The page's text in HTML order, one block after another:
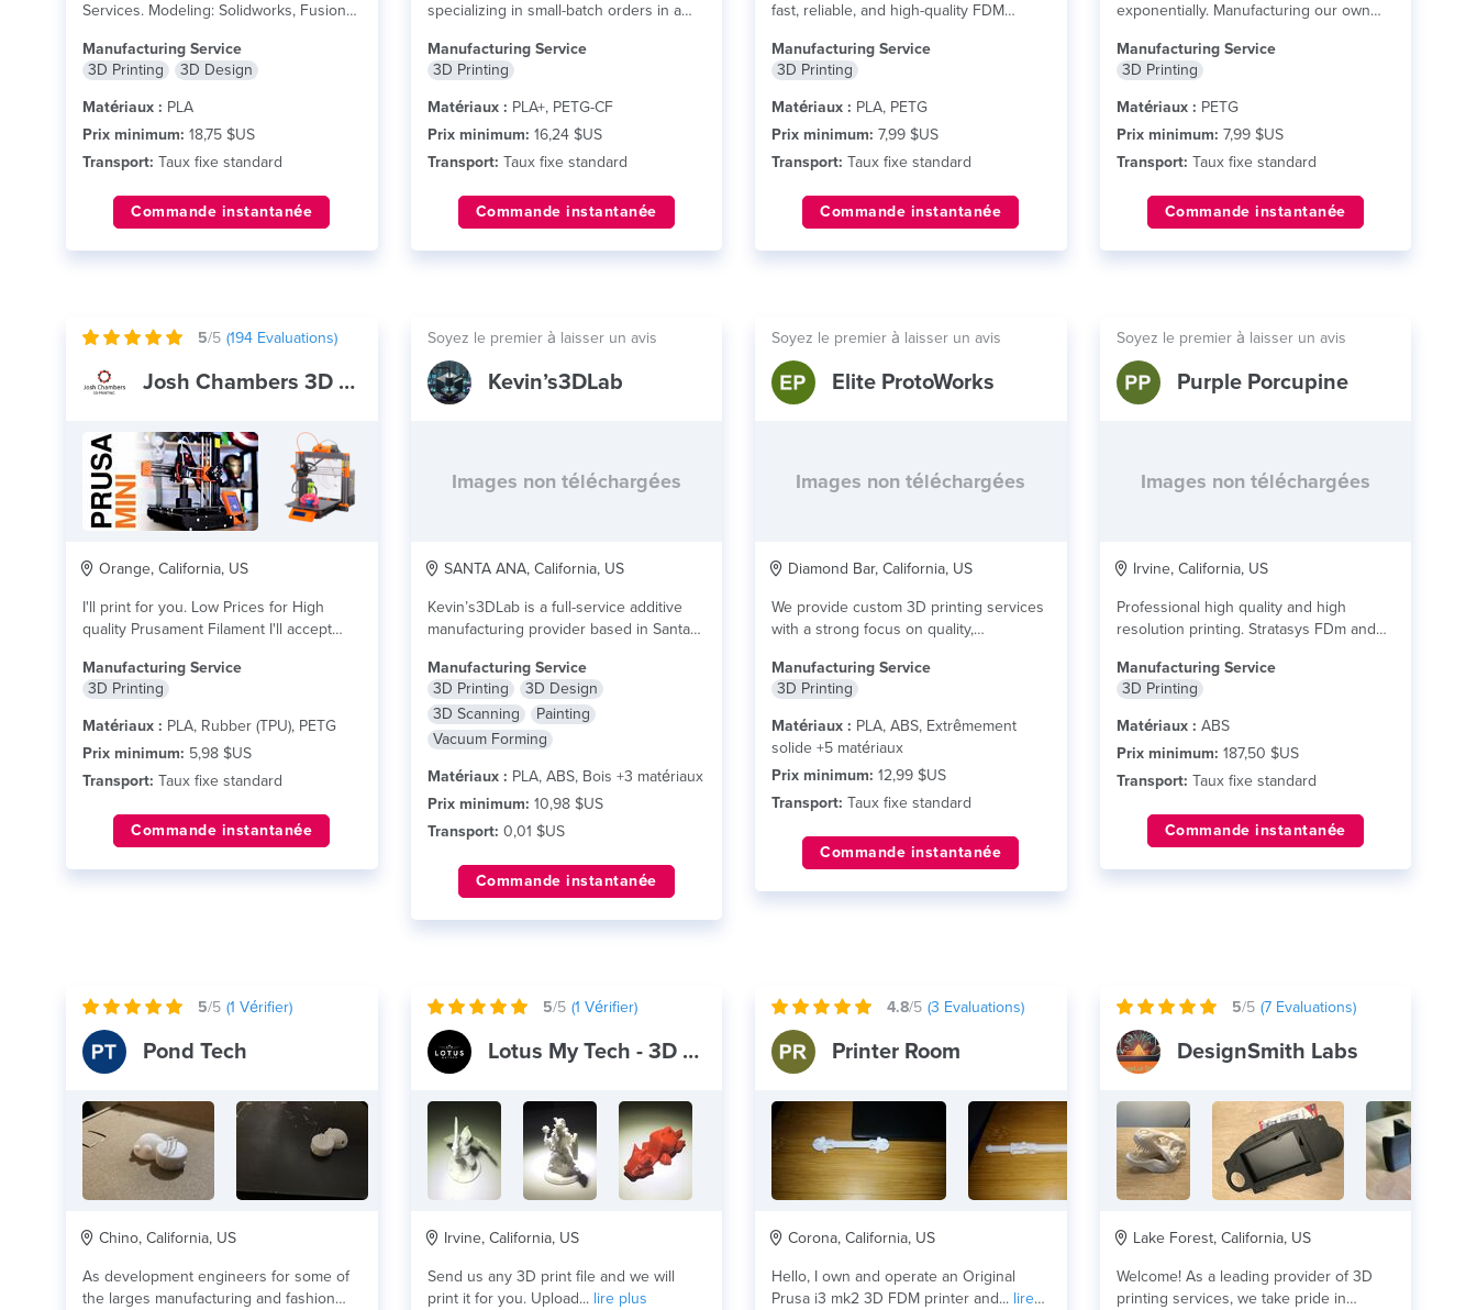
Services. Modeling: Solidworks, Fusion
Keyshot...lire plus
Manufacturing Service
3D Printing
3D Design
Matériaux : PLA
Prix minimum: 18,75 $US
Transport: Taux fixe standard
Commande instantanée
specializing in small-batch orders in a
Manufacturing Service
3D Printing
Matériaux : PLA+, PETG-CF
Prix minimum: 16,24 $US
Transport: Taux fixe standard
Commande instantanée
fast, reliable, and high-quality FDM
plus
Manufacturing Service
3D Printing
Matériaux : PLA, PETG
Prix minimum: 7,99 $US
Transport: Taux fixe standard
Commande instantanée
exponentially. Manufacturing our own
Manufacturing Service
3D Printing
Matériaux : PETG
Prix minimum: 7,99 $US
Transport: Taux fixe standard
Commande instantanée
5/5 (194 Evaluations)
Josh Chambers 3D Printing
Orange, California, US
I'll print for you. Low Prices for High
quality Prusament Filament I'll accept
Manufacturing Service
3D Printing
Matériaux : PLA, Rubber (TPU), PETG
Prix minimum: 5,98 $US
Transport: Taux fixe standard
Commande instantanée
Soyez le premier à laisser un avis
Kevin’s3DLab
Images non téléchargées
SANTA ANA, California, US
Kevin’s3DLab is a full-service additive
manufacturing provider based in Santa
Manufacturing Service
3D Printing
3D Design
3D Scanning
Painting
Vacuum Forming
Matériaux : PLA, ABS, Bois +3 matériaux
Prix minimum: 10,98 $US
Transport: 0,01 $US
Commande instantanée
Soyez le premier à laisser un avis
Elite ProtoWorks
Images non téléchargées
Diamond Bar, California, US
We provide custom 3D printing services
with a strong focus on quality,
Manufacturing Service
3D Printing
Matériaux : PLA, ABS, Extrêmement
solide +5 matériaux
Prix minimum: 12,99 $US
Transport: Taux fixe standard
Commande instantanée
Soyez le premier à laisser un avis
Purple Porcupine
Images non téléchargées
Irvine, California, US
Professional high quality and high
resolution printing. Stratasys FDm and
Manufacturing Service
3D Printing
Matériaux : ABS
Prix minimum: 187,50 $US
Transport: Taux fixe standard
Commande instantanée
5/5 (1 Vérifier)
Pond Tech
Chino, California, US
As development engineers for some of
the larges manufacturing and fashion
5/5 (1 Vérifier)
Lotus My Tech - 3D Printers
Irvine, California, US
Send us any 3D print file and we will
print it for you. Upload... lire plus
4.8/5 (3 Evaluations)
Printer Room
Corona, California, US
Hello, I own and operate an Original
Prusa i3 mk2 3D FDM printer and... lire
5/5 (7Evaluations)
DesignSmith Labs
Lake Forest, California, US
Welcome! As a leading provider of 3D
printing services, we take pride in